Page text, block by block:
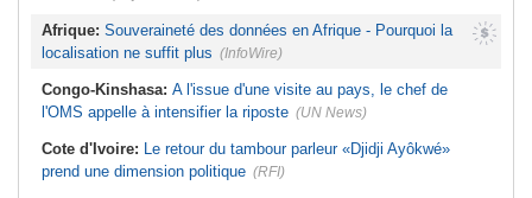
Afrique: Souveraineté des données en Afrique - Pourquoi la
localisation ne suffit plus (InfoWire)
Congo-Kinshasa: A l'issue d'une visite au pays, le chef de
l'OMS appelle à intensifier la riposte (UN News)
Cote d'Ivoire: Le retour du tambour parleur «Djidji Ayôkwé»
prend une dimension politique (RFI)